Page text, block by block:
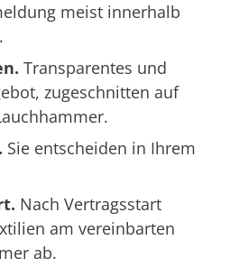
meist innerhalb
Transparentes und
zugeschnitten auf
Sie entscheiden in Ihrem
Nach Vertragsstart
am vereinbarten
ab.